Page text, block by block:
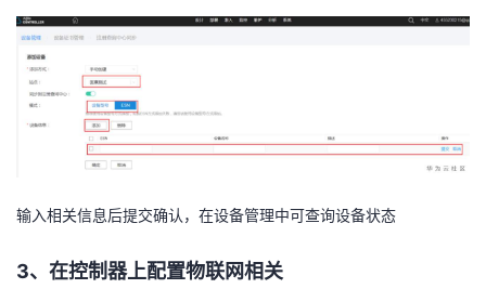
输入相关信息后提交确认，在设备管理中可查询设备状态
3、 在控制器上配置物联网相关